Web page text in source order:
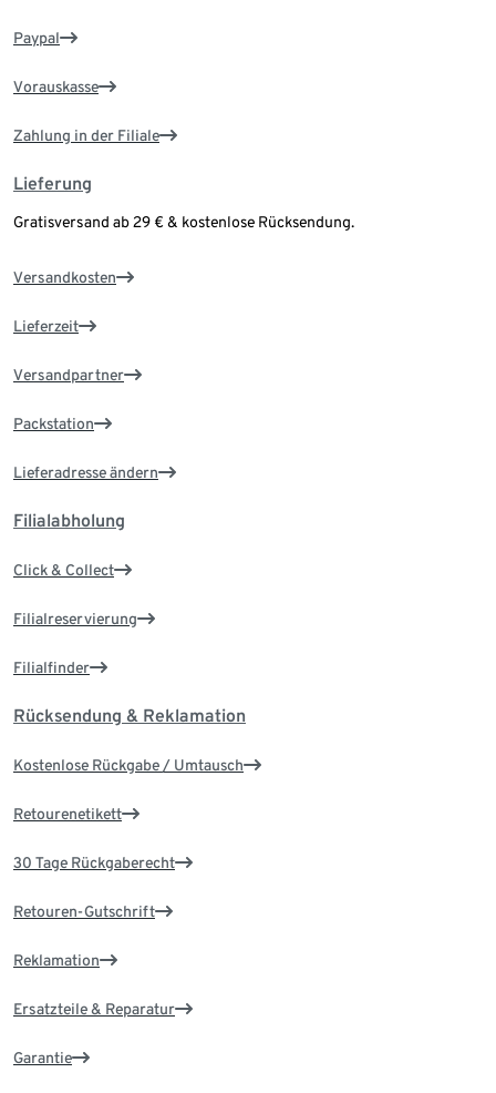
Paypal
Vorauskasse
Zahlung in der Filiale
Lieferung
Gratisversand ab 29 € & kostenlose Rücksendung.
Versandkosten
Lieferzeit
Versandpartner
Packstation
Lieferadresse ändern
Filialabholung
Click & Collect
Filialreservierung
Filialfinder
Rücksendung & Reklamation
Kostenlose Rückgabe / Umtausch
Retourenetikett
30 Tage Rückgaberecht
Retouren-Gutschrift
Reklamation
Ersatzteile & Reparatur
Garantie